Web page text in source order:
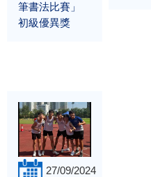
筆書法比賽」
初級優異獎
27/09/2024